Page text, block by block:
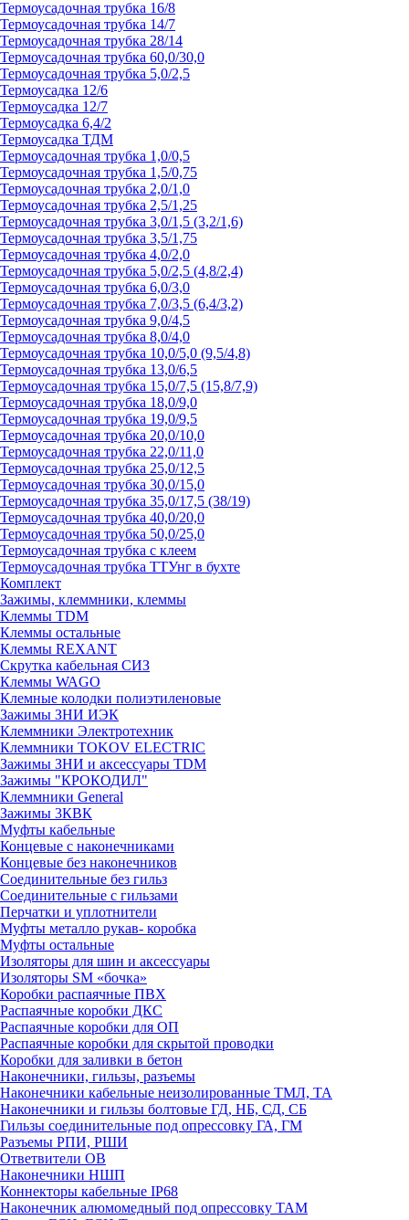
Термоусадочная трубка 16/8
Термоусадочная трубка 14/7
Термоусадочная трубка 28/14
Термоусадочная трубка 60,0/30,0
Термоусадочная трубка 5,0/2,5
Термоусадка 12/6
Термоусадка 12/7
Термоусадка 6,4/2
Термоусадка ТДМ
Термоусадочная трубка 1,0/0,5
Термоусадочная трубка 1,5/0,75
Термоусадочная трубка 2,0/1,0
Термоусадочная трубка 2,5/1,25
Термоусадочная трубка 3,0/1,5 (3,2/1,6)
Термоусадочная трубка 3,5/1,75
Термоусадочная трубка 4,0/2,0
Термоусадочная трубка 5,0/2,5 (4,8/2,4)
Термоусадочная трубка 6,0/3,0
Термоусадочная трубка 7,0/3,5 (6,4/3,2)
Термоусадочная трубка 9,0/4,5
Термоусадочная трубка 8,0/4,0
Термоусадочная трубка 10,0/5,0 (9,5/4,8)
Термоусадочная трубка 13,0/6,5
Термоусадочная трубка 15,0/7,5 (15,8/7,9)
Термоусадочная трубка 18,0/9,0
Термоусадочная трубка 19,0/9,5
Термоусадочная трубка 20,0/10,0
Термоусадочная трубка 22,0/11,0
Термоусадочная трубка 25,0/12,5
Термоусадочная трубка 30,0/15,0
Термоусадочная трубка 35,0/17,5 (38/19)
Термоусадочная трубка 40,0/20,0
Термоусадочная трубка 50,0/25,0
Термоусадочная трубка с клеем
Термоусадочная трубка ТТУнг в бухте
Комплект
Зажимы, клеммники, клеммы
Клеммы TDM
Клеммы остальные
Клеммы REXANT
Скрутка кабельная СИЗ
Клеммы WAGO
Клемные колодки полиэтиленовые
Зажимы ЗНИ ИЭК
Клеммники Электротехник
Клеммники TOKOV ELECTRIC
Зажимы ЗНИ и аксессуары TDM
Зажимы "КРОКОДИЛ"
Клеммники General
Зажимы 3КВК
Муфты кабельные
Концевые с наконечниками
Концевые без наконечников
Соединительные без гильз
Соединительные с гильзами
Перчатки и уплотнители
Муфты металло рукав- коробка
Муфты остальные
Изоляторы для шин и аксессуары
Изоляторы SM «бочка»
Коробки распаячные ПВХ
Распаячные коробки ДКС
Распаячные коробки для ОП
Распаячные коробки для скрытой проводки
Коробки для заливки в бетон
Наконечники, гильзы, разъемы
Наконечники кабельные неизолированные ТМЛ, ТА
Наконечники и гильзы болтовые ГД, НБ, СД, СБ
Гильзы соединительные под опрессовку ГА, ГМ
Разъемы РПИ, РШИ
Ответвители ОВ
Наконечники НШП
Коннекторы кабельные IP68
Наконечник алюмомедный под опрессовку ТАМ